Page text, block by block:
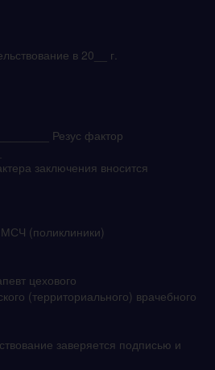
в 20__ г.
Резус фактор
заключения вносится
(поликлиники)
цехового
(территориального) врачебного
заверяется подписью и